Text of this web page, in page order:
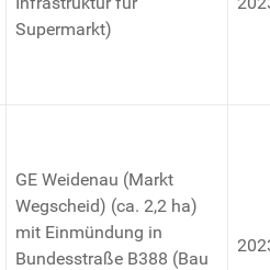
Supermarkt)
GE Weidenau (Markt
Wegscheid) (ca. 2,2 ha)
mit Einmündung in
Bundesstraße B388 (Bau